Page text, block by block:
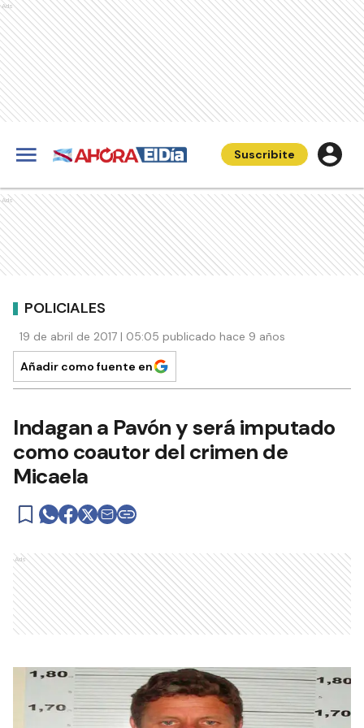
Ads
Suscribite
Ads
POLICIALES
19 de abril de 2017 | 05:05 publicado hace 9 años
Añadir como fuente en
Indagan a Pavón y será imputado
como coautor del crimen de
Micaela
Ads